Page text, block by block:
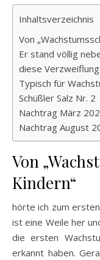
Inhaltsverzeichnis
Von
Er stand völlig
diese
Typisch für
Schüßler Salz Nr. 2
Nachtrag März
Nachtrag August
Von
Kindern“
hörte ich zum ersten Mal durch meine Schwiegermutter. Es
ist eine Weile her
die ersten
erkannt haben.